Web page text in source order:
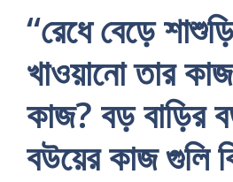
“রেধে বেড়ে
খাওয়ানো তার
কাজ? বড় বাড়ির
বউয়ের কাজ গুলি